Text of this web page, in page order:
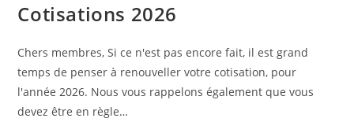
Cotisations 2026
Chers membres, Si ce n'est pas encore fait, il est grand
temps de penser à renouveller votre cotisation, pour
l'année 2026. Nous vous rappelons également que vous
devez être en règle…